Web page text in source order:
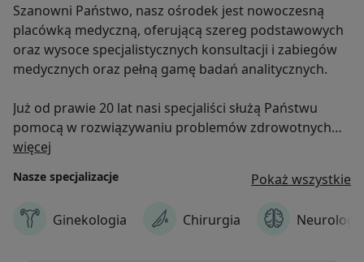
Szanowni Państwo, nasz ośrodek jest nowoczesną
placówką medyczną, oferującą szereg podstawowych
oraz wysoce specjalistycznych konsultacji i zabiegów
medycznych oraz pełną gamę badań analitycznych.
Już od prawie 20 lat nasi specjaliści służą Państwu
pomocą w rozwiązywaniu problemów zdrowotnych
specjalistów o wieloletniej praktyce w różnych
dziedzinach. Dzięki tym lekarzom oraz nowoczesnym,
specjalistycznym urządzeniom medycznym oraz
więcej
Nasze specjalizacje Pokaż wszystkie
Ginekologia Chirurgia